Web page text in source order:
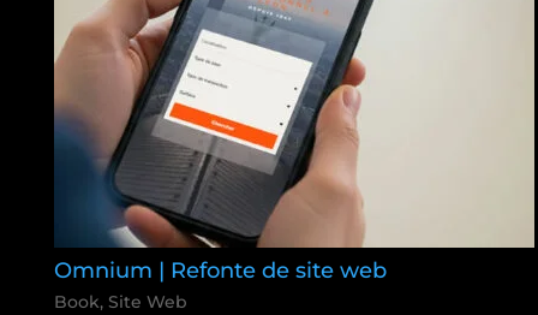
Omnium | Refonte de site web
Book, Site Web